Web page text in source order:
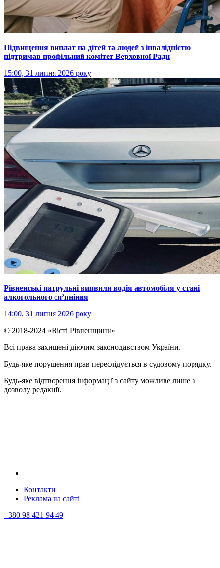
Підвищення виплат на дітей та людей з інвалідністю
підтримав профільний комітет Верховної Ради
15:00, 31 липня 2026 року
Рівненські патрульні виявили водія автомобіля у стані
алкогольного сп’яніння
14:00, 31 липня 2026 року
© 2018-2024 «Вісті Рівненщини»
Всі права захищені діючим законодавством України.
Будь-яке порушення прав переслідується в судовому порядку.
Будь-яке відтворення інформації з сайту можливе лише з
дозволу редакції.
Контакти
Реклама на сайтi
+380 98 421 94 49